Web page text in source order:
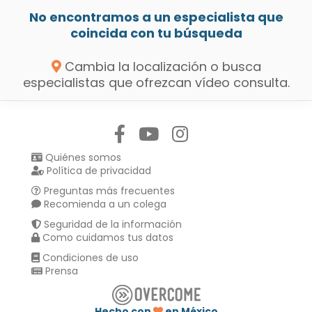
No encontramos a un especialista que
coincida con tu búsqueda
Cambia la localización o busca
especialistas que ofrezcan vídeo consulta.
Quiénes somos
Política de privacidad
Preguntas más frecuentes
Recomienda a un colega
Seguridad de la información
Como cuidamos tus datos
Condiciones de uso
Prensa